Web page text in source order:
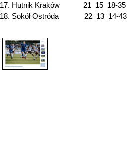
17. Hutnik Kraków 21 15 18-35
18. Sokół Ostróda 22 13 14-43